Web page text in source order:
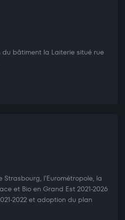
bâtiment la Laiterie situé rue
l'Eurométropole, la
et Bio en Grand Est 2021-2026
2022 et adoption du plan